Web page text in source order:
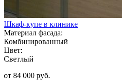
Шкаф-купе в клинике
Материал фасада:
Комбинированный
Цвет:
Светлый
от 84 000 руб.